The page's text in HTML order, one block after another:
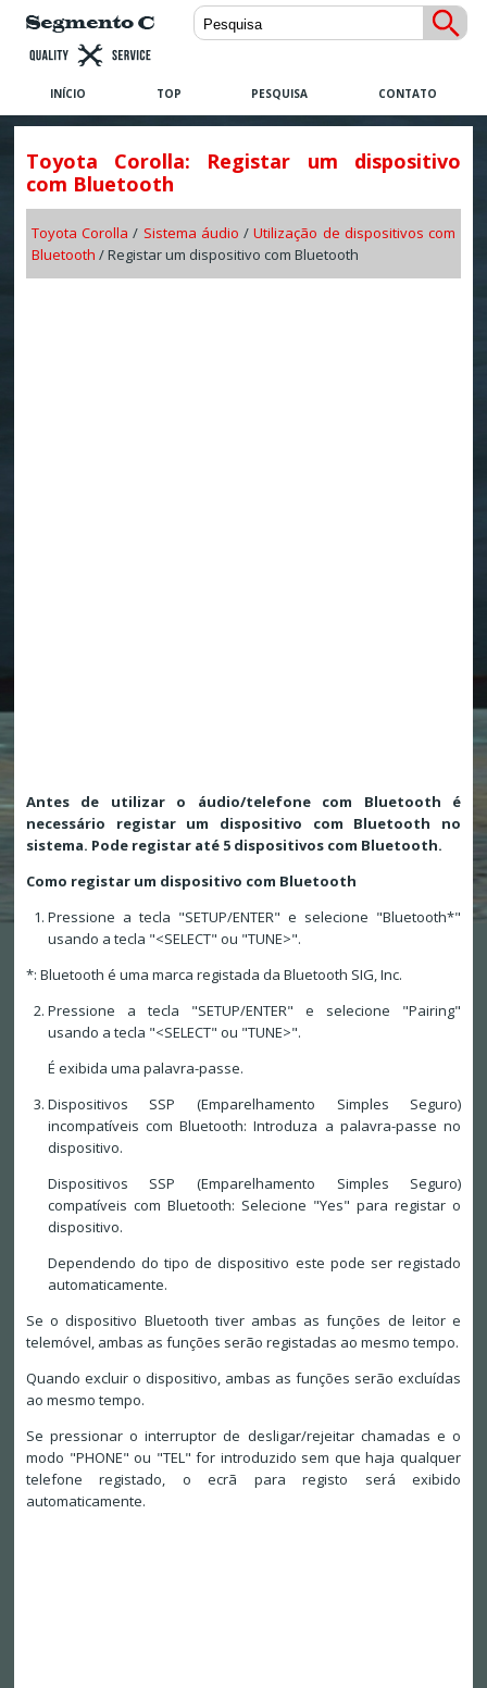
INÍCIO TOP PESQUISA CONTATO
Toyota Corolla: Registar um dispositivo
com Bluetooth
Toyota Corolla / Sistema áudio /Utilização de dispositivos com
Bluetooth / Registar um dispositivo com Bluetooth
Antes de utilizar o áudio/telefone com Bluetooth é
necessário registar um dispositivo com Bluetooth no
sistema. Pode registar até 5 dispositivos com Bluetooth.
Como registar um dispositivo com Bluetooth
Pressione a tecla "SETUP/ENTER" e selecione "Bluetooth*"
usando a tecla "<SELECT" ou "TUNE>".
*: Bluetooth é uma marca registada da Bluetooth SIG, Inc.
Pressione a tecla "SETUP/ENTER" e selecione "Pairing"
usando a tecla "<SELECT" ou "TUNE>".
É exibida uma palavra-passe.
Dispositivos SSP (Emparelhamento Simples Seguro)
incompatíveis com Bluetooth: Introduza a palavra-passe no
dispositivo.
Dispositivos SSP (Emparelhamento Simples Seguro)
compatíveis com Bluetooth: Selecione "Yes" para registar o
dispositivo.
Dependendo do tipo de dispositivo este pode ser registado
automaticamente.
Se o dispositivo Bluetooth tiver ambas as funções de leitor e
telemóvel, ambas as funções serão registadas ao mesmo tempo.
Quando excluir o dispositivo, ambas as funções serão excluídas
ao mesmo tempo.
Se pressionar o interruptor de desligar/rejeitar chamadas e o
modo "PHONE" ou "TEL" for introduzido sem que haja qualquer
telefone registado, o ecrã para registo será exibido
automaticamente.